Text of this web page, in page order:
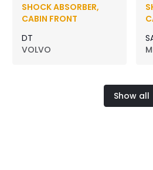
SHOCK ABSORBER,
CABIN FRONT
DT
VOLVO
Show all